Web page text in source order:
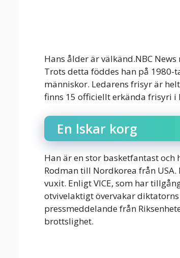
Hans ålder är välkänd.NBC
Trots detta föddes han på
människor. Ledarens frisyr är
finns 15 officiellt erkända frisyri i
En lskar korg
Han är en stor basketfantast
Rodman till Nordkorea från
vuxit. Enligt VICE, som har
otvivelaktigt övervakar
pressmeddelande från
brottslighet.